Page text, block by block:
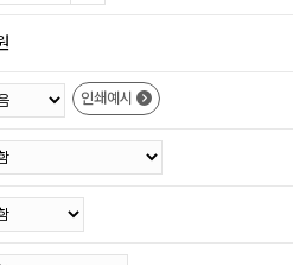
인쇄예시